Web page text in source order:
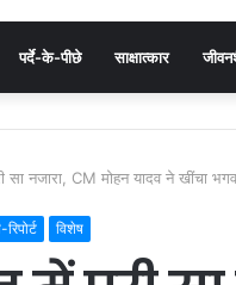
पर्दे-के-पीछे साक्षात्कार
नजारा, CM मोहन यादव ने खींचा
विशेष